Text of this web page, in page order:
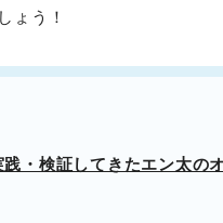
ょう！
・検証してきたエン太の